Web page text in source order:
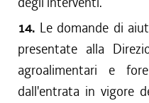
14. Le domande di
presentate alla
agroalimentari e
dall'entrata in vigore